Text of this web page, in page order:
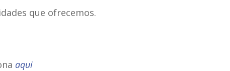
que ofrecemos.
aqui